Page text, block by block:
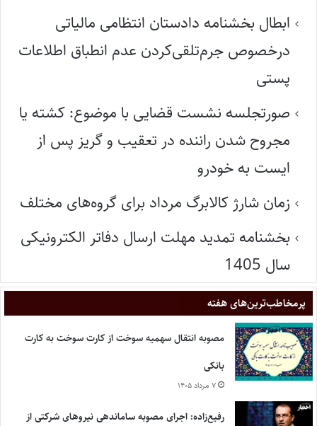
ابطال بخشنامه دادستان انتظامی مالیاتی
درخصوص جرم‌تلقی‌کردن عدم انطباق اطلاعات
پستی
صورتجلسه نشست قضایی با موضوع: کشته یا
مجروح شدن راننده در تعقیب و گریز پس از
ایست به خودرو
زمان شارژ کالابرگ مرداد برای گروه‌های مختلف
بخشنامه تمدید مهلت ارسال دفاتر الکترونیکی
سال 1405
پر‌مخاطب‌ترین‌های هفته
مصوبه انتقال سهمیه سوخت از کارت سوخت به کارت
بانکی
۷ مرداد ۱۴۰۵
رفیع‌زاده: اجرای مصوبه ساماندهی نیروهای شرکتی از